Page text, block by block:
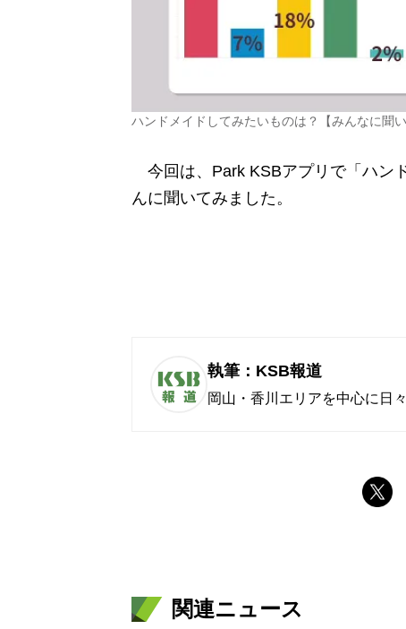
ハンドメイドしてみたいものは？【みんなに聞い
今回は、Park KSBアプリで「ハン
んに聞いてみました。
執筆：KSB報道
岡山・香川エリアを中心に日
関連ニュース